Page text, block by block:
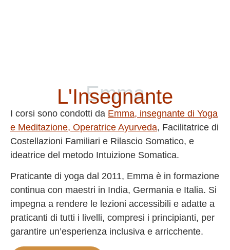
Emma
L'Insegnante
I corsi sono condotti da Emma, insegnante di Yoga
e Meditazione, Operatrice Ayurveda, Facilitatrice di
Costellazioni Familiari e Rilascio Somatico, e
ideatrice del metodo Intuizione Somatica.
Praticante di yoga dal 2011, Emma è in formazione
continua con maestri in India, Germania e Italia. Si
impegna a rendere le lezioni accessibili e adatte a
praticanti di tutti i livelli, compresi i principianti, per
garantire un’esperienza inclusiva e arricchente.